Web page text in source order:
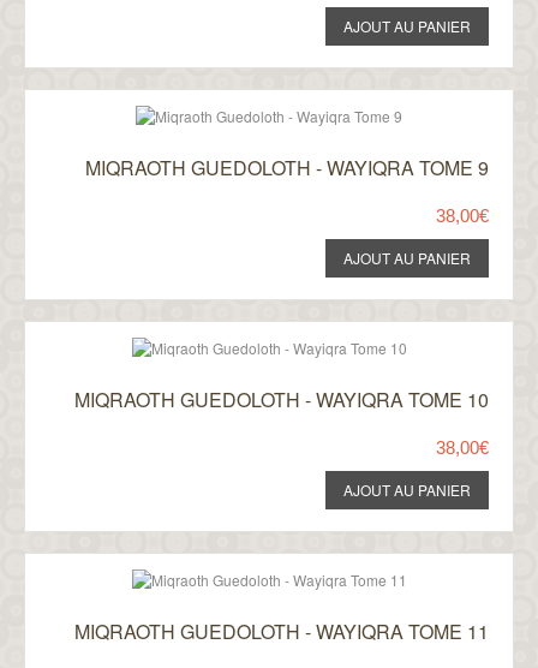
MIQRAOTH GUEDOLOTH - WAYIQRA TOME 9
38,00€
MIQRAOTH GUEDOLOTH - WAYIQRA TOME 10
38,00€
MIQRAOTH GUEDOLOTH - WAYIQRA TOME 11